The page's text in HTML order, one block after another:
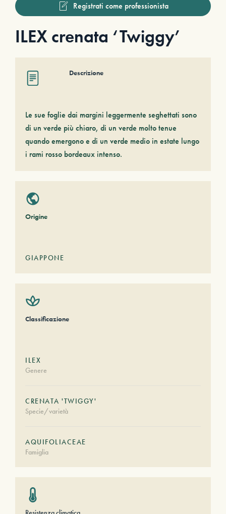
Registrati come professionista
ILEX crenata ‘Twiggy’
Descrizione
Le sue foglie dai margini leggermente seghettati sono
di un verde più chiaro, di un verde molto tenue
quando emergono e di un verde medio in estate lungo
i rami rosso bordeaux intenso.
Origine
GIAPPONE
Classificazione
ILEX
Genere
CRENATA 'TWIGGY'
Specie/varietà
AQUIFOLIACEAE
Famiglia